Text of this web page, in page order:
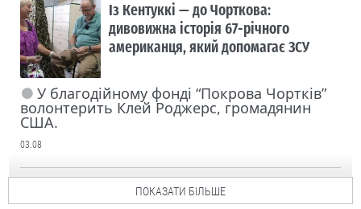
Із Кентуккі — до Чорткова:
дивовижна історія 67-річного
американця, який допомагає ЗСУ
У благодійному фонді “Покрова Чортків”
волонтерить Клей Роджерс, громадянин
США.
03.08
ПОКАЗАТИ БІЛЬШЕ